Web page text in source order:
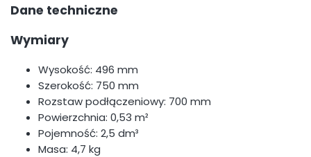
Dane techniczne
Wymiary
Wysokość: 496 mm
Szerokość: 750 mm
Rozstaw podłączeniowy: 700 mm
Powierzchnia: 0,53 m²
Pojemność: 2,5 dm³
Masa: 4,7 kg